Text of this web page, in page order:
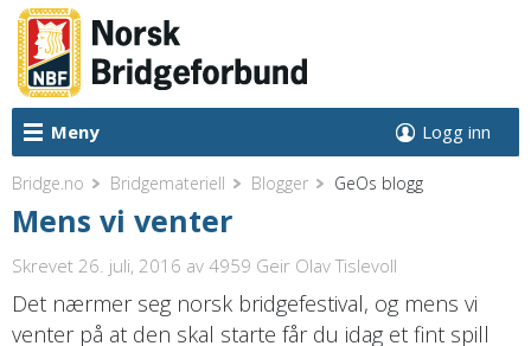
Meny Logg inn
Bridge.no Bridgemateriell Blogger GeOs blogg
Mens vi venter
Skrevet 26. juli, 2016 av 4959 Geir Olav Tislevoll
Det nærmer seg norsk bridgefestival, og mens vi
venter på at den skal starte får du idag et fint spill